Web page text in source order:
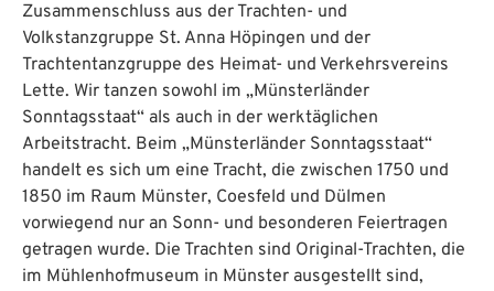
Zusammenschluss aus der Trachten- und
Volkstanzgruppe St. Anna Höpingen und der
Trachtentanzgruppe des Heimat- und Verkehrsvereins
Lette. Wir tanzen sowohl im „Münsterländer
Sonntagsstaat“ als auch in der werktäglichen
Arbeitstracht. Beim „Münsterländer Sonntagsstaat“
handelt es sich um eine Tracht, die zwischen 1750 und
1850 im Raum Münster, Coesfeld und Dülmen
vorwiegend nur an Sonn- und besonderen Feiertragen
getragen wurde. Die Trachten sind Original-Trachten, die
im Mühlenhofmuseum in Münster ausgestellt sind,